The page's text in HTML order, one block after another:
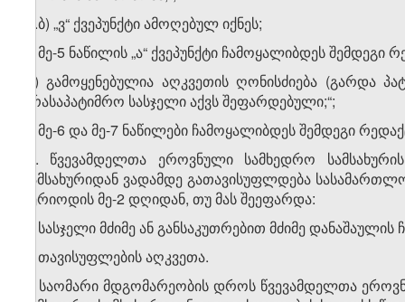
დ.ბ) „ვ“ ქვეპუნქტი ამოღებულ იქნეს;
ე) მე-5 ნაწილის „ა“ ქვეპუნქტი ჩამოყალიბდეს შემდეგი
„ა) გამოყენებულია აღკვეთის ღონისძიება (გარდა
არასაპატიმრო სასჯელი აქვს შეფარდებული;“;
ვ) მე-6 და მე-7 ნაწილები ჩამოყალიბდეს შემდეგი
„6. წვევამდელთა ეროვნული სამხედრო
სამსახურიდან ვადამდე გათავისუფლდება
პერიოდის მე-2 დღიდან, თუ მას შეეფარდა:
ა) სასჯელი მძიმე ან განსაკუთრებით მძიმე დანაშაულის
ბ) თავისუფლების აღკვეთა.
7. საომარი მდგომარეობის დროს წვევამდელთა